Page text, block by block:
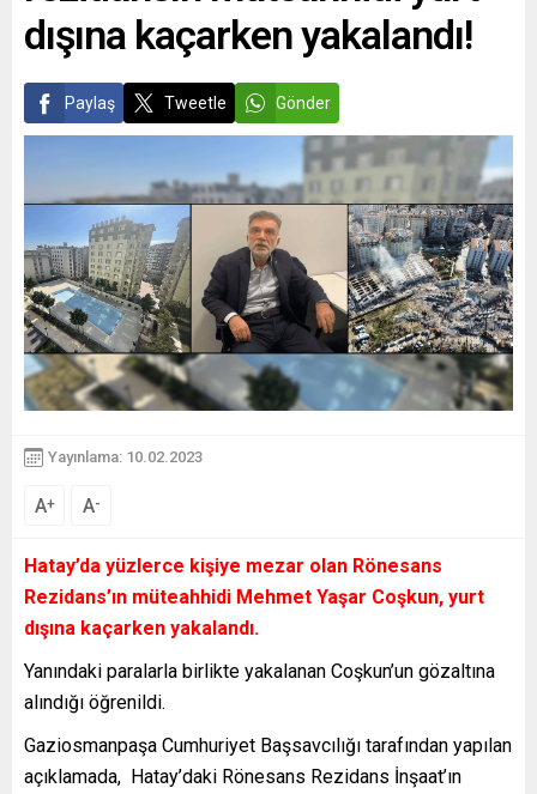
dışına kaçarken yakalandı!
Paylaş Tweetle Gönder
Yayınlama: 10.02.2023
A+ A-
Hatay’da yüzlerce kişiye mezar olan Rönesans
Rezidans’ın müteahhidi Mehmet Yaşar Coşkun, yurt
dışına kaçarken yakalandı.
Yanındaki paralarla birlikte yakalanan Coşkun’un gözaltına
alındığı öğrenildi.
Gaziosmanpaşa Cumhuriyet Başsavcılığı tarafından yapılan
açıklamada, Hatay’daki Rönesans Rezidans İnşaat’ın